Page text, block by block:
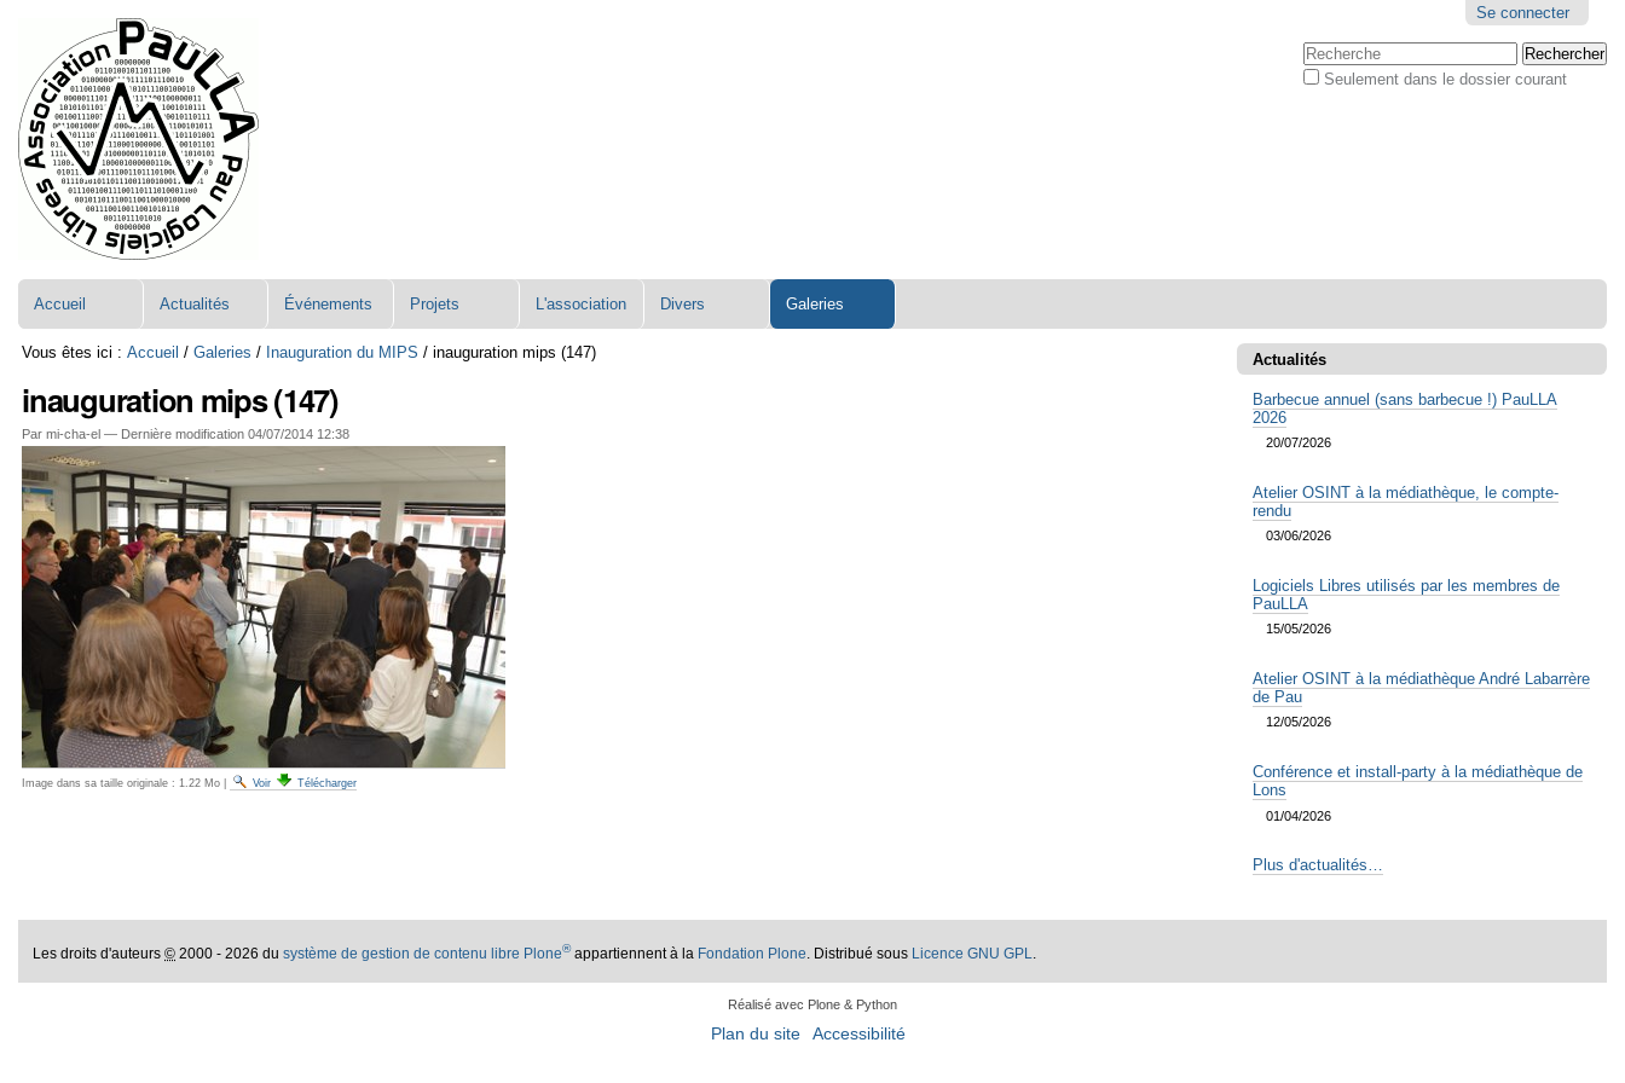
contenu.
Aller
à
la
navigation
personnels
Se connecter
Chercher par
Seulement dans le dossier courant
Accueil Actualités Événements Projets L'association Divers Galeries
Vous êtes ici : Accueil /Galeries / Inauguration du MIPS /inauguration mips (147)
inauguration mips (147)
Par mi-cha-el — Dernière modification 04/07/2014 12:38
Image dans sa taille originale : 1.22 Mo Voir Télécharger
Actualités
Barbecue annuel (sans barbecue !) PauLLA
2026
20/07/2026
Atelier OSINT à la médiathèque, le compte-
rendu
03/06/2026
Logiciels Libres utilisés par les membres de
PauLLA
15/05/2026
Atelier OSINT à la médiathèque André Labarrère
de Pau
12/05/2026
Conférence et install-party à la médiathèque de
Lons
01/04/2026
Plus d'actualités…
Les droits d'auteurs© 2000 - 2026 dusystème de gestion de contenu libre Plone®appartiennent à la Fondation Plone . Distribué sous Licence GNU GPL
Réalisé avec Plone & Python
Plan du site Accessibilité